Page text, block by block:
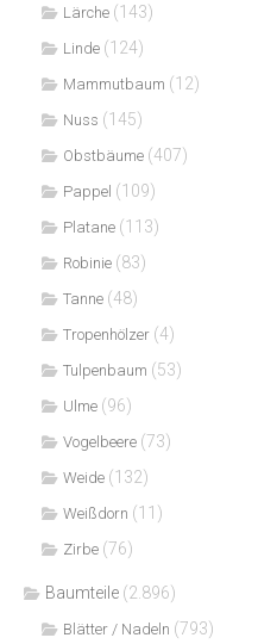
Lärche (143)
Linde (124)
Mammutbaum (12)
Nuss (145)
Obstbäume (407)
Pappel (109)
Platane (113)
Robinie (83)
Tanne (48)
Tropenhölzer (4)
Tulpenbaum (53)
Ulme (96)
Vogelbeere (73)
Weide (132)
Weißdorn (11)
Zirbe (76)
Baumteile (2.896)
Blätter / Nadeln (793)